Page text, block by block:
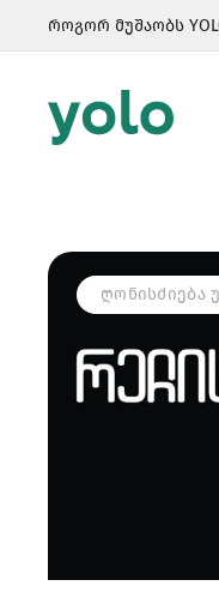
როგორ მუშაობს
ᲦᲝᲜᲘᲡᲫᲘᲔᲑᲐ